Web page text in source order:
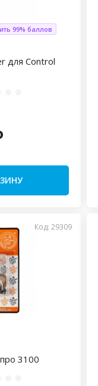
99% баллов
для Control
Код: 29309
3100